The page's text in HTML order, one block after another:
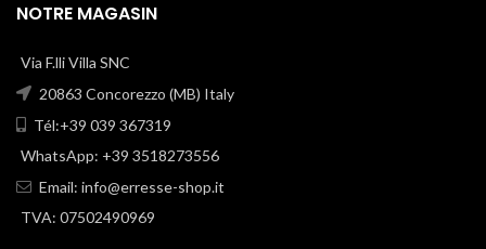
NOTRE MAGASIN
Via F.lli Villa SNC
20863 Concorezzo (MB) Italy
Tél:+39 039 367319
WhatsApp: +39 3518273556
Email: info@erresse-shop.it
TVA: 07502490969